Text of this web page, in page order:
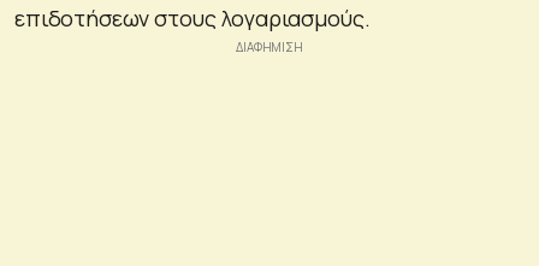
επιδοτήσεων στους λογαριασμούς.